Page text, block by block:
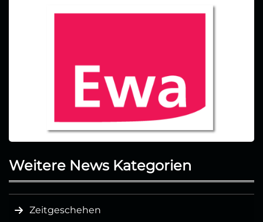
Weitere News Kategorien
Zeitgeschehen